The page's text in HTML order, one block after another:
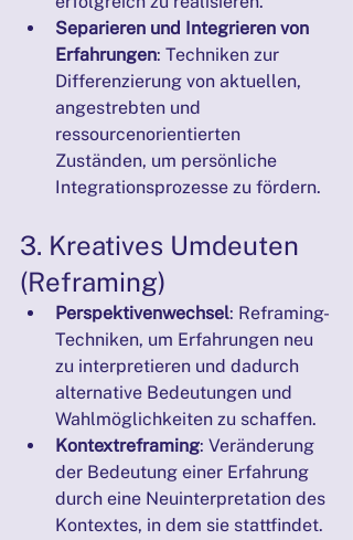
Separieren und Integrieren von
Erfahrungen: Techniken zur
Differenzierung von aktuellen,
angestrebten und
ressourcenorientierten
Zuständen, um persönliche
Integrationsprozesse zu fördern.
3. Kreatives Umdeuten
(Reframing)
Perspektivenwechsel: Reframing-
Techniken, um Erfahrungen neu
zu interpretieren und dadurch
alternative Bedeutungen und
Wahlmöglichkeiten zu schaffen.
Kontextreframing: Veränderung
der Bedeutung einer Erfahrung
durch eine Neuinterpretation des
Kontextes, in dem sie stattfindet.